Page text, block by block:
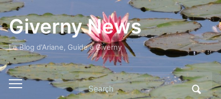
Giverny News
Le Blog d'Ariane, Guide à Giverny
Toggle
Search
for: